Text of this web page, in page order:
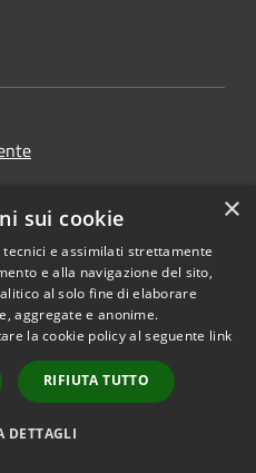
Copyright © 2026 • Comune di
Altamura • Powered by
×
sui cookie
e assimilati strettamente
e alla navigazione del sito,
al solo fine di elaborare
aggregate e anonime.
la cookie policy al seguente link
RIFIUTA TUTTO
DETTAGLI